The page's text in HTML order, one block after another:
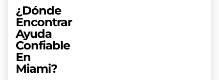
¿Dónde
Encontrar
Ayuda
Confiable
En
Miami?